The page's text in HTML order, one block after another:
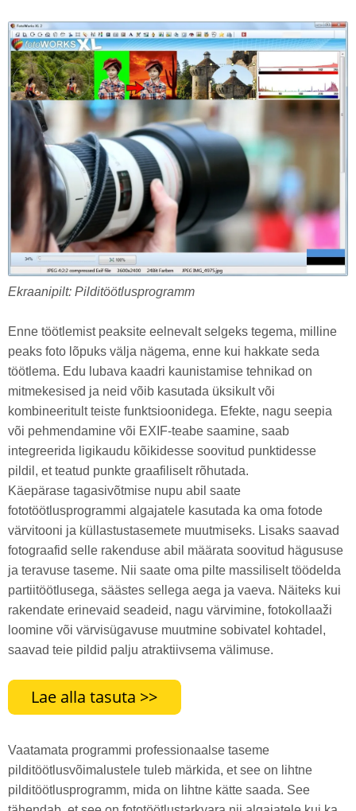
Ekraanipilt: Pilditöötlusprogramm
Enne töötlemist peaksite eelnevalt selgeks tegema, milline
peaks foto lõpuks välja nägema, enne kui hakkate seda
töötlema. Edu lubava kaadri kaunistamise tehnikad on
mitmekesised ja neid võib kasutada üksikult või
kombineeritult teiste funktsioonidega. Efekte, nagu seepia
või pehmendamine või EXIF-teabe saamine, saab
integreerida ligikaudu kõikidesse soovitud punktidesse
pildil, et teatud punkte graafiliselt rõhutada.
Käepärase tagasivõtmise nupu abil saate
fototöötlusprogrammi algajatele kasutada ka oma fotode
värvitooni ja küllastustasemete muutmiseks. Lisaks saavad
fotograafid selle rakenduse abil määrata soovitud hägususe
ja teravuse taseme. Nii saate oma pilte massiliselt töödelda
partiitöötlusega, säästes sellega aega ja vaeva. Näiteks kui
rakendate erinevaid seadeid, nagu värvimine, fotokollaaži
loomine või värvisügavuse muutmine sobivatel kohtadel,
saavad teie pildid palju atraktiivsema välimuse.
Vaatamata programmi professionaalse taseme
pilditöötlusvõimalustele tuleb märkida, et see on lihtne
pilditöötlusprogramm, mida on lihtne kätte saada. See